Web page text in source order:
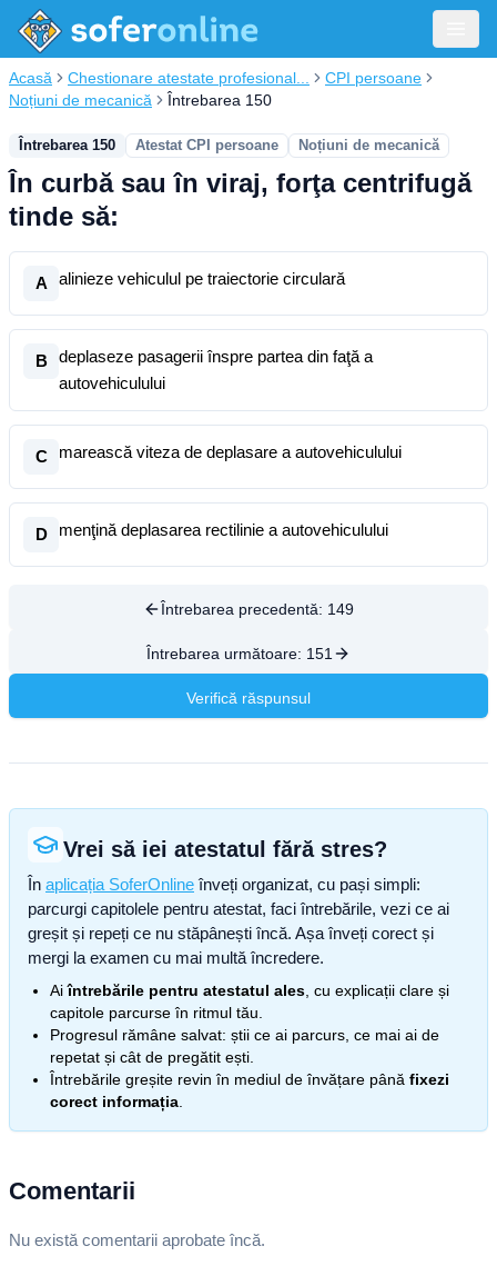
Acasă Chestionare atestate profesional...
CPI persoane
Noțiuni de mecanică
Întrebarea 150
Întrebarea 150 Atestat CPI persoane Noțiuni de mecanică
În curbă sau în viraj, forţa centrifugă
tinde să:
A alinieze vehiculul pe traiectorie circulară
B
deplaseze pasagerii înspre partea din faţă a
autovehiculului
C marească viteza de deplasare a autovehiculului
D menţină deplasarea rectilinie a autovehiculului
Întrebarea precedentă: 149
Întrebarea următoare: 151
Verifică răspunsul
Vrei să iei atestatul fără stres?
În aplicația SoferOnline înveți organizat, cu pași simpli:
parcurgi capitolele pentru atestat, faci întrebările, vezi ce ai
greșit și repeți ce nu stăpânești încă. Așa înveți corect și
mergi la examen cu mai multă încredere.
Aiîntrebările pentru atestatul ales , cu explicații clare și
capitole parcurse în ritmul tău.
Progresul rămâne salvat: știi ce ai parcurs, ce mai ai de
repetat și cât de pregătit ești.
Întrebările greșite revin în mediul de învățare până fixezi
corect informația
Comentarii
Nu există comentarii aprobate încă.